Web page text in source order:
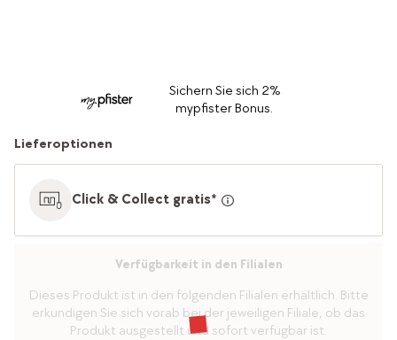
Sichern Sie sich 2%
mypfister Bonus.
Lieferoptionen
Click & Collect gratis*
Verfügbarkeit in den Filialen
Dieses Produkt ist in den folgenden Filialen erhältlich. Bitte
erkundigen Sie sich vorab bei der jeweiligen Filiale, ob das
Produkt ausgestellt und sofort verfügbar ist.